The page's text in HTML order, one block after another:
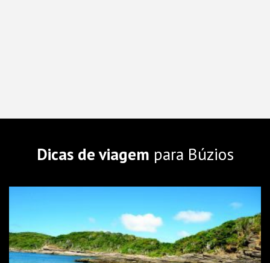
Dicas de viagem para Búzios